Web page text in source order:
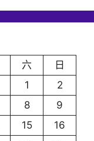
六
日
1
2
8
9
15
16